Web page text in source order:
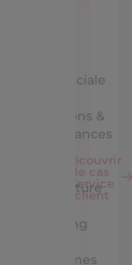
commerciale
Opérations &
performances
Architecture
Marketing
campagnes
Découvrir
le cas
Service
client